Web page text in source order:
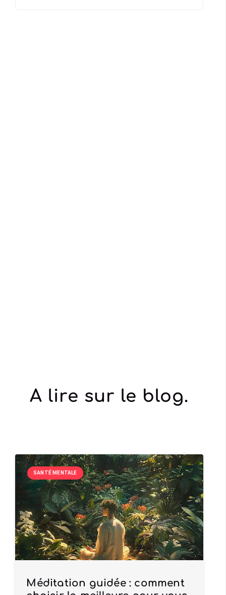
A lire sur le blog.
SANTÉ MENTALE
Méditation guidée : comment